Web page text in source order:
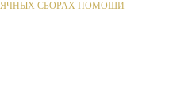
СБОРАХ ПОМОЩИ